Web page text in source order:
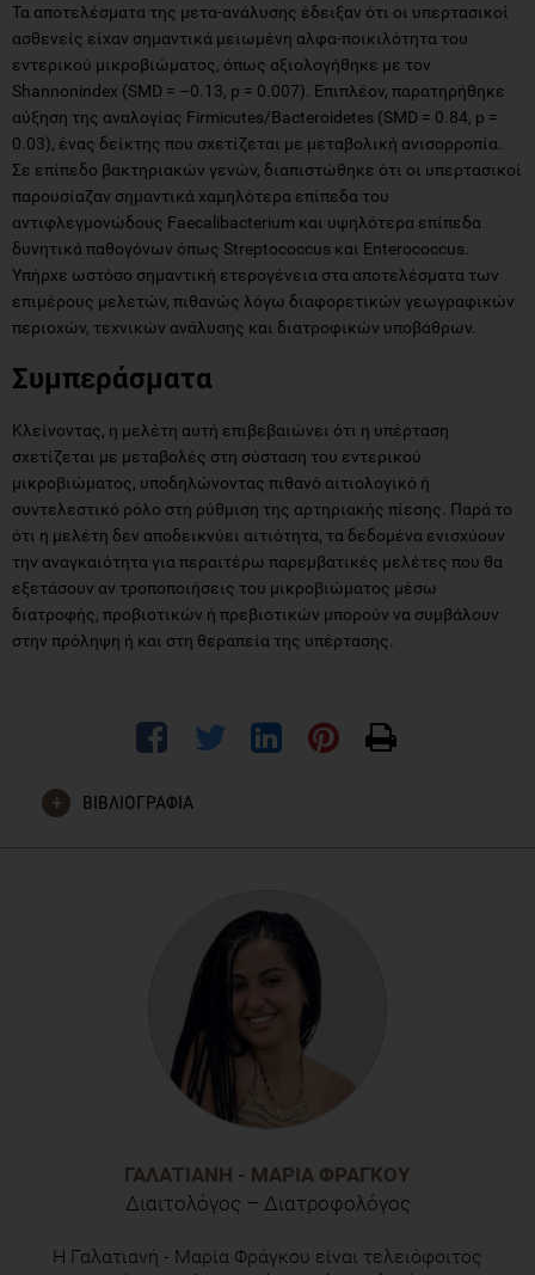
Τα αποτελέσματα της μετα-ανάλυσης έδειξαν ότι οι υπερτασικοί
ασθενείς είχαν σημαντικά μειωμένη αλφα-ποικιλότητα του
εντερικού μικροβιώματος, όπως αξιολογήθηκε με τον
Shannonindex (SMD = –0.13, p = 0.007). Επιπλέον, παρατηρήθηκε
αύξηση της αναλογίας Firmicutes/Bacteroidetes (SMD = 0.84, p =
0.03), ένας δείκτης που σχετίζεται με μεταβολική ανισορροπία.
Σε επίπεδο βακτηριακών γενών, διαπιστώθηκε ότι οι υπερτασικοί
παρουσίαζαν σημαντικά χαμηλότερα επίπεδα του
αντιφλεγμονώδους Faecalibacterium και υψηλότερα επίπεδα
δυνητικά παθογόνων όπως Streptococcus και Enterococcus.
Υπήρχε ωστόσο σημαντική ετερογένεια στα αποτελέσματα των
επιμέρους μελετών, πιθανώς λόγω διαφορετικών γεωγραφικών
περιοχών, τεχνικών ανάλυσης και διατροφικών υποβάθρων.
Συμπεράσματα
Κλείνοντας, η μελέτη αυτή επιβεβαιώνει ότι η υπέρταση
σχετίζεται με μεταβολές στη σύσταση του εντερικού
μικροβιώματος, υποδηλώνοντας πιθανό αιτιολογικό ή
συντελεστικό ρόλο στη ρύθμιση της αρτηριακής πίεσης. Παρά το
ότι η μελέτη δεν αποδεικνύει αιτιότητα, τα δεδομένα ενισχύουν
την αναγκαιότητα για περαιτέρω παρεμβατικές μελέτες που θα
εξετάσουν αν τροποποιήσεις του μικροβιώματος μέσω
διατροφής, προβιοτικών ή πρεβιοτικών μπορούν να συμβάλουν
στην πρόληψη ή και στη θεραπεία της υπέρτασης.
ΒΙΒΛΙΟΓΡΑΦΙΑ
hypertension: A systematic review and meta-analysis.
Journal of clinical hypertension (Greenwich, Conn.), 25(12),
https://doi.org/10.1111/jch.14722
ΓΑΛΑΤΙΑΝΉ - ΜΑΡΊΑ ΦΡΆΓΚΟΥ
Διαιτολόγος – Διατροφολόγος
Η Γαλατιανή - Μαρία Φράγκου είναι τελειόφοιτος